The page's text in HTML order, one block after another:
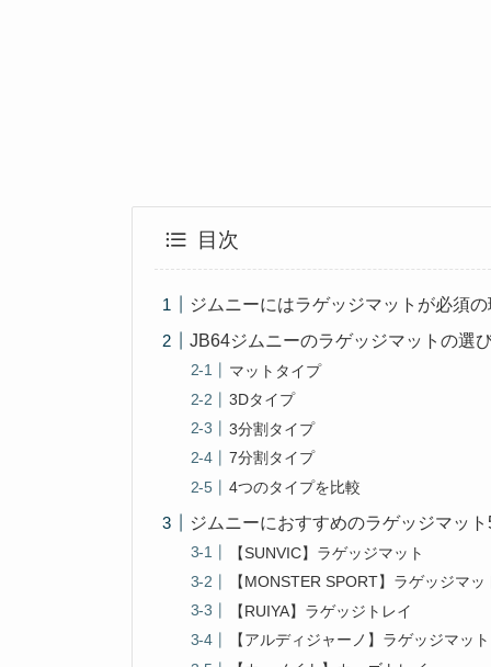
目次
ジムニーにはラゲッジマットが必須の
JB64ジムニーのラゲッジマットの選
マットタイプ
3Dタイプ
3分割タイプ
7分割タイプ
4つのタイプを比較
ジムニーにおすすめのラゲッジマット
【SUNVIC】ラゲッジマット
【MONSTER SPORT】ラゲッジマッ
【RUIYA】ラゲッジトレイ
【アルディジャーノ】ラゲッジマット